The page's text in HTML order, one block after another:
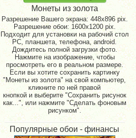
Монеты из золота
Разрешение Вашего экрана: 448x896 pix.
Разрешение обои: 1600x1200 pix.
Подходит для установки на рабочий стол
PC, планшета, телефона, android.
Дождитесь полной загрузки фото.
Нажмите на изображение, чтобы
просмотреть его в реальном размере.
Если вы хотите сохранить картинку
"Монеты из золота" на свой компьютер,
кликните по ней правой
кнопкой и выберите "Сохранить рисунок
как...", или нажмите "Сделать фоновым
рисунком".
Популярные обои - финансы